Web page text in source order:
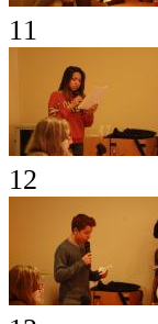
11
12